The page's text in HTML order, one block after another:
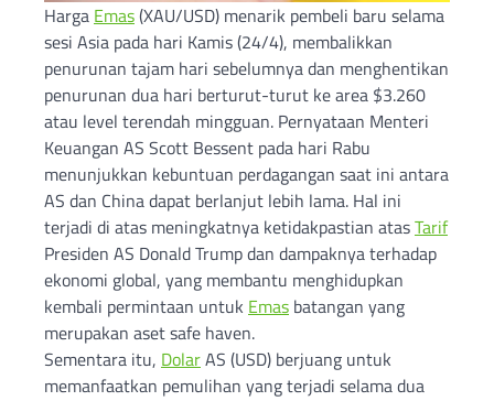
Harga Emas(XAU/USD) menarik pembeli baru selama
sesi Asia pada hari Kamis (24/4), membalikkan
penurunan tajam hari sebelumnya dan menghentikan
penurunan dua hari berturut-turut ke area $3.260
atau level terendah mingguan. Pernyataan Menteri
Keuangan AS Scott Bessent pada hari Rabu
menunjukkan kebuntuan perdagangan saat ini antara
AS dan China dapat berlanjut lebih lama. Hal ini
terjadi di atas meningkatnya ketidakpastian atasTarif
Presiden AS Donald Trump dan dampaknya terhadap
ekonomi global, yang membantu menghidupkan
kembali permintaan untuk Emas batangan yang
merupakan aset safe haven.
Sementara itu, DolarAS (USD) berjuang untuk
memanfaatkan pemulihan yang terjadi selama dua